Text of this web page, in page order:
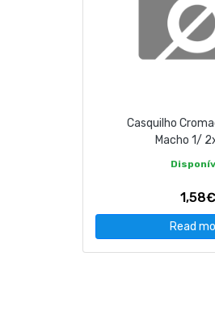
Casquilho
Macho 1/
1,58€
Read